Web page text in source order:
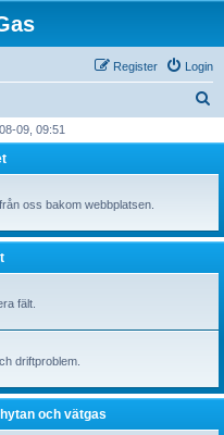
Login
Register
r
h
09, 09:51
oss bakom webbplatsen.
fält.
driftproblem.
och vätgas